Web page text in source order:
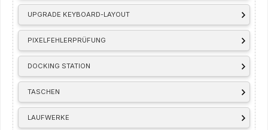
UPGRADE KEYBOARD-LAYOUT
PIXELFEHLERPRÜFUNG
DOCKING STATION
TASCHEN
LAUFWERKE